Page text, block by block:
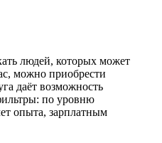
людей, которых может
можно приобрести
даёт возможность
по уровню
опыта, зарплатным